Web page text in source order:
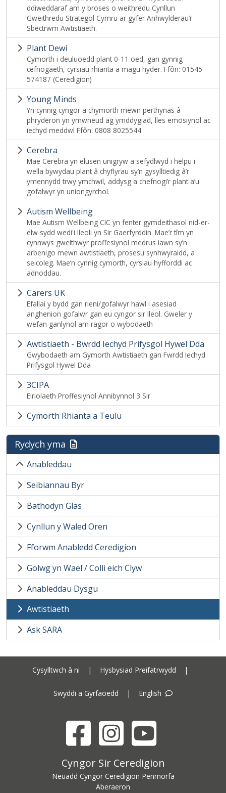
ddiweddaraf am y broses o weithredu Cynllun
Gweithredu Strategol Cymru ar gyfer Anhwylderau’r
Sbectrwm Awtistiaeth.
Plant Dewi
Cymorth i deuluoedd plant 0-11 oed, gan gynnig
cefnogaeth, cyrsiau rhianta a magu hyder. Ffôn: 01545
574187 (Ceredigion)
Young Minds
Yn cynnig cyngor a chymorth mewn perthynas â
phryderon yn ymwneud ag ymddygiad, lles emosiynol ac
iechyd meddwl Ffôn: 0808 8025544
Cerebra
Mae Cerebra yn elusen unigryw a sefydlwyd i helpu i
wella bywydau plant â chyflyrau sy’n gysylltiedig â’r
ymennydd trwy ymchwil, addysg a chefnogi’r plant a’u
gofalwyr yn uniongyrchol.
Autism Wellbeing
Mae Autism Wellbeing CIC yn fenter gymdeithasol nid-er-
elw sydd wedi'i lleoli yn Sir Gaerfyrddin. Mae’r tîm yn
cynnwys gweithwyr proffesiynol medrus iawn sy’n
arbenigo mewn awtistiaeth, prosesu synhwyraidd, a
seicoleg. Mae’n cynnig cymorth, cyrsiau hyfforddi ac
adnoddau.
Carers UK
Efallai y bydd gan rieni/gofalwyr hawl i asesiad
anghenion gofalwr gan eu cyngor sir lleol. Gweler y
wefan ganlynol am ragor o wybodaeth
Awtistiaeth - Bwrdd Iechyd Prifysgol Hywel Dda
Gwybodaeth am Gymorth Awtistiaeth gan Fwrdd Iechyd
Prifysgol Hywel Dda
3CIPA
Eiriolaeth Proffesiynol Annibynnol 3 Sir
Cymorth Rhianta a Teulu
Rydych yma
Anableddau
Seibiannau Byr
Bathodyn Glas
Cynllun y Waled Oren
Fforwm Anabledd Ceredigion
Golwg yn Wael / Colli eich Clyw
Anableddau Dysgu
Awtistiaeth
Ask SARA
Cysylltwch â ni | Hysbysiad Preifatrwydd |
Swyddi a Gyrfaoedd | English
FacebookInstagramYouTube
Cyngor Sir Ceredigion addressCyngor Sir Ceredigion
Neuadd Cyngor Ceredigion Penmorfa
Aberaeron